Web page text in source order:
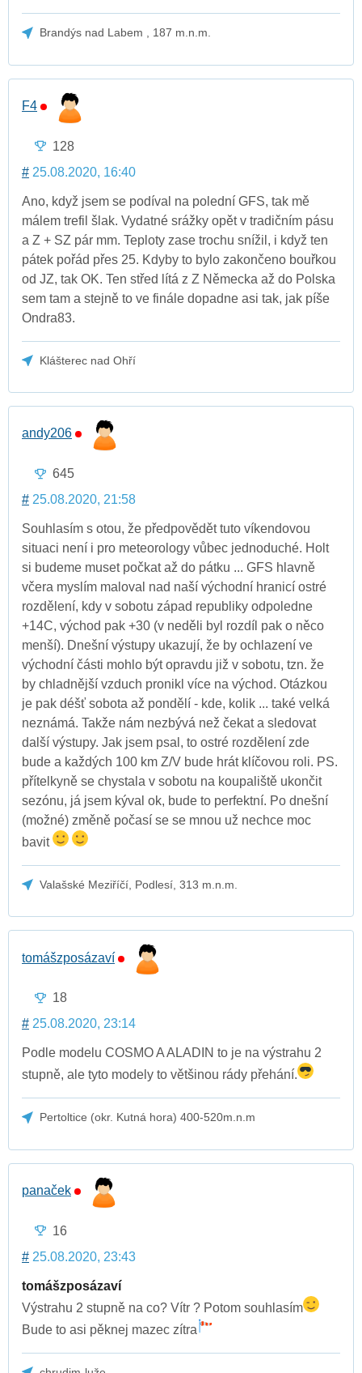
Brandýs nad Labem , 187 m.n.m.
F4
128
# 25.08.2020, 16:40
Ano, když jsem se podíval na polední GFS, tak mě
málem trefil šlak. Vydatné srážky opět v tradičním pásu
a Z + SZ pár mm. Teploty zase trochu snížil, i když ten
pátek pořád přes 25. Kdyby to bylo zakončeno bouřkou
od JZ, tak OK. Ten střed lítá z Z Německa až do Polska
sem tam a stejně to ve finále dopadne asi tak, jak píše
Ondra83.
Klášterec nad Ohří
andy206
645
# 25.08.2020, 21:58
Souhlasím s otou, že předpovědět tuto víkendovou
situaci není i pro meteorology vůbec jednoduché. Holt
si budeme muset počkat až do pátku ... GFS hlavně
včera myslím maloval nad naší východní hranicí ostré
rozdělení, kdy v sobotu západ republiky odpoledne
+14C, východ pak +30 (v neděli byl rozdíl pak o něco
menší). Dnešní výstupy ukazují, že by ochlazení ve
východní části mohlo být opravdu již v sobotu, tzn. že
by chladnější vzduch pronikl více na východ. Otázkou
je pak déšť sobota až pondělí - kde, kolik ... také velká
neznámá. Takže nám nezbývá než čekat a sledovat
další výstupy. Jak jsem psal, to ostré rozdělení zde
bude a každých 100 km Z/V bude hrát klíčovou roli. PS.
přítelkyně se chystala v sobotu na koupaliště ukončit
sezónu, já jsem kýval ok, bude to perfektní. Po dnešní
(možné) změně počasí se se mnou už nechce moc
bavit
Valašské Meziříčí, Podlesí, 313 m.n.m.
tomášzposázaví
18
# 25.08.2020, 23:14
Podle modelu COSMO A ALADIN to je na výstrahu 2
stupně, ale tyto modely to většinou rády přehání.
Pertoltice (okr. Kutná hora) 400-520m.n.m
panaček
16
# 25.08.2020, 23:43
tomášzposázaví
Výstrahu 2 stupně na co? Vítr ? Potom souhlasím
Bude to asi pěknej mazec zítra